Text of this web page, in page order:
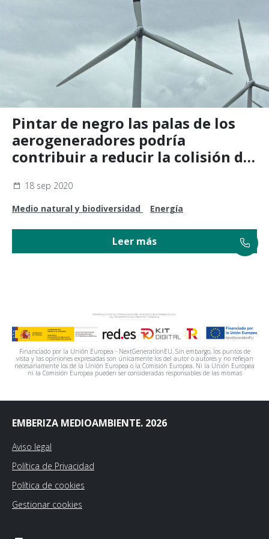
Pintar de negro las palas de los
aerogeneradores podría
contribuir a reducir la colisión de
18 sep 2020
Medio natural y biodiversidad
Energía
Leer más
Financiado por la Unión Europea - NextGenerationEU. Sin embargo, los puntos de
vista y las opiniones expresadas son únicamente los del autor o autores y no reflejan
necesariamente los de la Unión Europea o la Comisión Europea. Ni la Unión Europea
ni la Comisión Europea pueden ser consideradas responsables de las mismas
EMBERIZA MEDIOAMBIENTE. 2026
Aviso legal
Política de Privacidad
Política de cookies
Gestionar cookies